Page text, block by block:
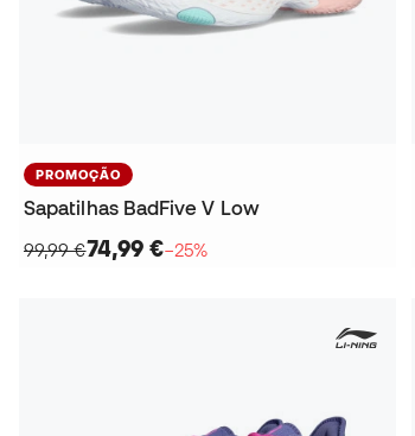
PROMOÇÃO
Sapatilhas BadFive V Low
99,99 €74,99 €−25%